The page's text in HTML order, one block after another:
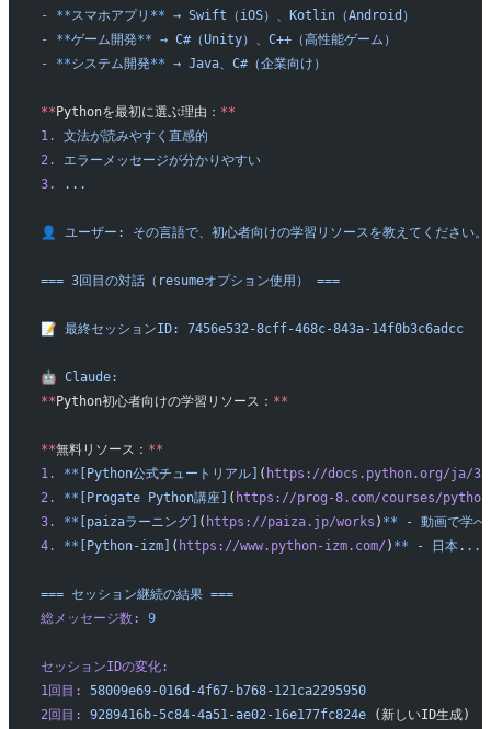
- **スマホアプリ ** → Swift（iOS）、Kotlin（Android）
- **ゲーム開発** → C#（Unity）、C++（高性能ゲーム）
- **システム開発** → Java、C#（企業向け）
**Pythonを最初に選ぶ理由： **
1.
文法が読みやすく直感的
2.
エラーメッセージが分かりやすい
3.
...
👤 ユーザー: その言語で、初心者向けの学習リソースを教えてください。
=== 3回目の対話（resumeオプション使用） ===
📝 最終セッションID: 7456e532-8cff-468c-843a-14f0b3c6adcc
🤖 Claude:
**Python初心者向けの学習リソース： **
**無料リソース： **
1.
** [Python公式チュートリアル] ( https://docs.python.org/ja/
2.
** [Progate Python講座] ( https://prog-8.com/courses/python
3.
** [paizaラーニング] ( https://paiza.jp/works ) ** - 動画で学べ
4.
** [Python-izm] ( https://www.python-izm.com/ ) ** - 日本...
=== セッション継続の結果 ===
総メッセージ数:
9
セッションIDの変化:
1回目:
58009e69-016d-4f67-b768-121ca2295950
2回目:
9289416b-5c84-4a51-ae02-16e177fc824e (新しいID生成)